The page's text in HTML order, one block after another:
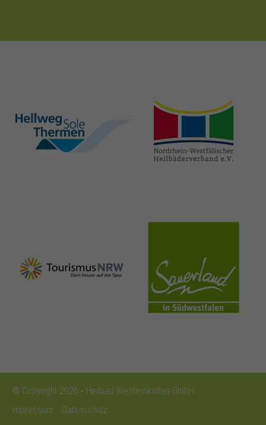
hellweg-sole-
thermen.de
heilbaeder.de
nrw-
tourismus.de
sauerland.co
m
© Copyright 2026 • Heilbad Westernkotten GmbH
Impressum
Datenschutz